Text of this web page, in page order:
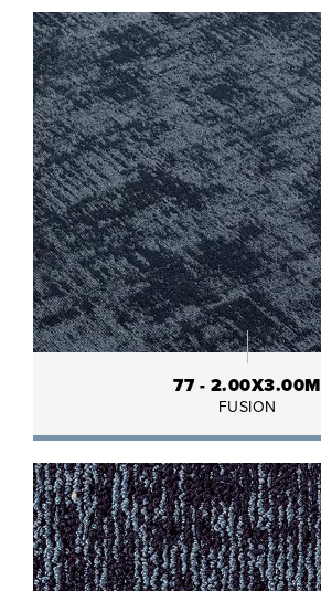
77 - 2.00X3.00M
FUSION